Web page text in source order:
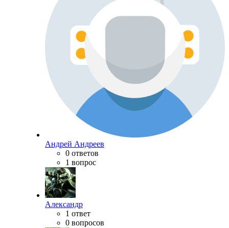
Андрей Андреев
0 ответов
1 вопрос
Александр
1 ответ
0 вопросов